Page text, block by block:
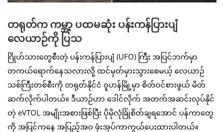
တရုတ်က ကမ္ဘာ့ ပထမဆုံး ပန်းကန်ပြားပျံ
လေယာဉ်ကို ပြသ
ဂြိုဟ်သားတွေစီးတဲ့ ပန်းကန်ပြားပျံ (UFO) ကြီး အပြင်ဘက်မှာ
တကယ်ရောက်နေသလားလို့ ထင်မှတ်မှားသွားစေမယ့် လေယာဉ်
သစ်ကြီးတစ်စီးကို တရုတ်နိုင်ငံ ဝူဟန်မြို့မှာ စိတ်ဝင်စားဖွယ် မိတ်
ဆက်လိုက်ပါတယ်။ ဒီယာဉ်ဟာ ဒေါင်လိုက် အတက်အဆင်းလုပ်နိုင်
တဲ့ eVTOL အမျိုးအစားဖြစ်ပြီး ပိုမိုလုံခြုံစိတ်ချရအောင် ပန်ကာတွေ
ကို အပြင်ကနေ အပြည့်အဝ ဖုံးအုပ်ကာကွယ်ပေးထားပါတယ်။